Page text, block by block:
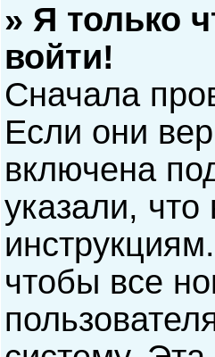
» Я только
войти!
Сначала
Если они
включена
указали,
чтобы все